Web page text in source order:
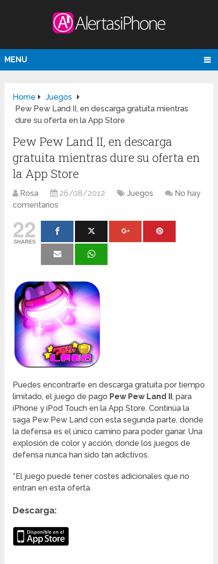
MENU
Home
Juegos
Pew Pew Land II, en descarga gratuita mientras
dure su oferta en la App Store
Pew Pew Land II, en descarga
gratuita mientras dure su oferta en
la App Store
Rosa 26/08/2012 Juegos
No hay
comentarios
22
SHARES
Puedes encontrarte en descarga gratuita por tiempo
limitado, el juego de pago Pew Pew Land II, para
iPhone y iPod Touch en la App Store. Continúa la
saga Pew Pew Land con esta segunda parte, donde
la defensa es el único camino para poder ganar. Una
explosión de color y acción, donde los juegos de
defensa nunca han sido tan adictivos.
*El juego puede tener costes adicionales que no
entran en esta oferta.
Descarga: